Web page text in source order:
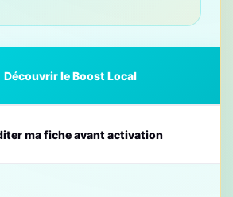
Découvrir le Boost Local
ma fiche avant activation